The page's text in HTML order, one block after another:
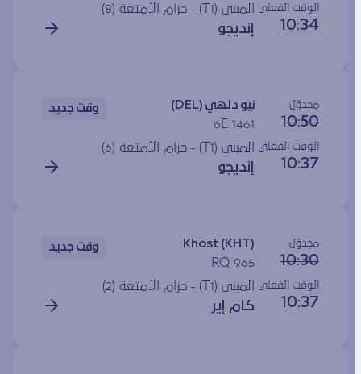
الوقت الفعلي
10:34
المبنى (T1) - حزام الأمتعة (8)
إنديجو
مجدوَل
10:50
نيو دلهي (DEL)
6E 1461
وقت جديد
الوقت الفعلي
10:37
المبنى (T1) - حزام الأمتعة (6)
إنديجو
مجدوَل
10:30
Khost (KHT)
RQ 965
وقت جديد
الوقت الفعلي
10:37
المبنى (T1) - حزام الأمتعة (2)
كام إير